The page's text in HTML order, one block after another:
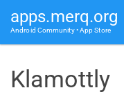
apps.merq.org
Android Community • App Store
Klamottly